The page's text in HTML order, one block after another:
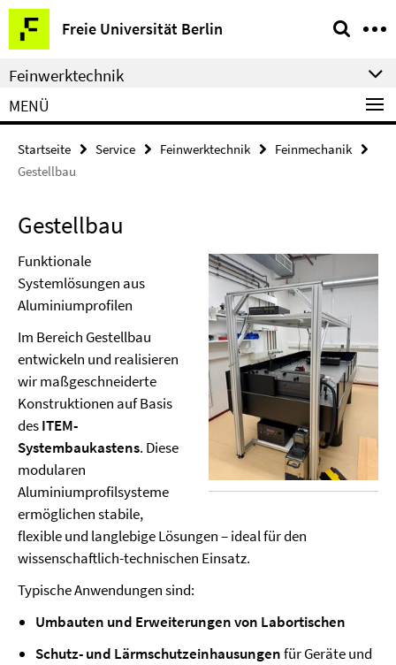
Springe
direkt
zu
Inhalt
Freie Universität Berlin
Service-
Navigation
Feinwerktechnik
MENÜ
Startseite Service Feinwerktechnik
Feinmechanik
Gestellbau
Gestellbau
Funktionale
Systemlösungen aus
Aluminiumprofilen
Im Bereich Gestellbau
entwickeln und realisieren
wir maßgeschneiderte
Konstruktionen auf Basis
desITEM-
Systembaukastens. Diese
modularen
Aluminiumprofilsysteme
ermöglichen stabile,
flexible und langlebige Lösungen – ideal für den
wissenschaftlich-technischen Einsatz.
Typische Anwendungen sind:
Umbauten und Erweiterungen von Labortischen
Schutz- und Lärmschutzeinhausungenfür Geräte und